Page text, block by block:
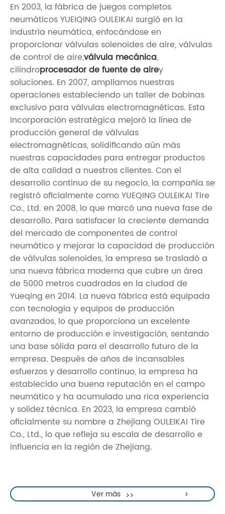
En 2003, la fábrica de juegos completos
neumáticos YUEIQING OULEIKAI surgió en la
industria neumática, enfocándose en
proporcionar válvulas solenoides de aire, válvulas
de control de aire,válvula mecánica,
cilindroprocesador de fuente de airey
soluciones. En 2007, ampliamos nuestras
operaciones estableciendo un taller de bobinas
exclusivo para válvulas electromagnéticas. Esta
incorporación estratégica mejoró la línea de
producción general de válvulas
electromagnéticas, solidificando aún más
nuestras capacidades para entregar productos
de alta calidad a nuestros clientes. Con el
desarrollo continuo de su negocio, la compañía se
registró oficialmente como YUEQING OULEIKAI Tire
Co., Ltd. en 2008, lo que marcó una nueva fase de
desarrollo. Para satisfacer la creciente demanda
del mercado de componentes de control
neumático y mejorar la capacidad de producción
de válvulas solenoides, la empresa se trasladó a
una nueva fábrica moderna que cubre un área
de 5000 metros cuadrados en la ciudad de
Yueqing en 2014. La nueva fábrica está equipada
con tecnología y equipos de producción
avanzados, lo que proporciona un excelente
entorno de producción e investigación, sentando
una base sólida para el desarrollo futuro de la
empresa. Después de años de incansables
esfuerzos y desarrollo continuo, la empresa ha
establecido una buena reputación en el campo
neumático y ha acumulado una rica experiencia
y solidez técnica. En 2023, la empresa cambió
oficialmente su nombre a Zhejiang OULEIKAI Tire
Co., Ltd., lo que refleja su escala de desarrollo e
influencia en la región de Zhejiang.
Ver más >>